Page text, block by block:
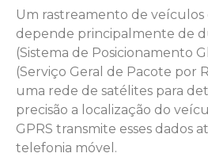
Um rastreamento de veículos
depende principalmente de
(Sistema de Posicionamento
(Serviço Geral de Pacote por
uma rede de satélites para
precisão a localização do
GPRS transmite esses dados
telefonia móvel.